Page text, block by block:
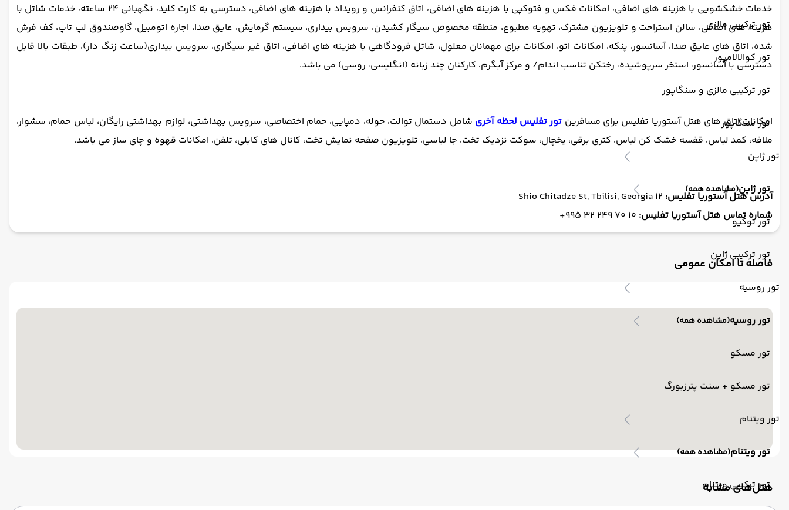
تور ترکیبی مالزی
تور کوالالامپور
تور ترکیبی مالزی و سنگاپور
تور سنگاپور
تور ژاپن
تور ژاپن(مشاهده همه)
تور توکیو
تور ترکیبی ژاپن
تور روسیه
تور روسیه(مشاهده همه)
تور مسکو
تور مسکو + سنت پترزبورگ
تور ویتنام
تور ویتنام(مشاهده همه)
تور ترکیبی ویتنام
خدمات خشکشویی با هزینه های اضافی، امکانات فکس و فتوکپی با هزینه های اضافی، اتاق کنفرانس و رویداد با هزینه های اضافی، دسترسی به کارت کلید، نگهبانی 24 ساعته، خدمات شاتل با
هزینه های اضافی، سالن استراحت و تلویزیون مشترک، تهویه مطبوع، منطقه مخصوص سیگار کشیدن، سرویس بیداری، سیستم گرمایش، عایق صدا، اجاره اتومبیل، گاوصندوق لپ تاپ، کف فرش
شده، اتاق های عایق صدا، آسانسور، پنکه، امکانات اتو، امکانات برای مهمانان معلول، شاتل فرودگاهی با هزینه های اضافی، اتاق غیر سیگاری، سرویس بیداری(ساعت زنگ دار)، طبقات بالا قابل
دسترسی با آسانسور، استخر سرپوشیده، رختکن تناسب اندام/ و مرکز آبگرم، کارکنان چند زبانه (انگلیسی، روسی) می باشد.
امکانات اتاق های هتل آستوریا تفلیس برای مسافرین تور تفلیس لحظه آخری شامل دستمال توالت، حوله، دمپایی، حمام اختصاصی، سرویس بهداشتی، لوازم بهداشتی رایگان، لباس حمام، سشوار،
ملافه، کمد لباس، قفسه خشک کن لباس، کتری برقی، یخچال، سوکت نزدیک تخت، جا لباسی، تلویزیون صفحه نمایش تخت، کانال های کابلی، تلفن، امکانات قهوه و چای ساز می باشد.
آدرس هتل آستوریا تفلیس:
شماره تماس هتل آستوریا تفلیس:
فاصله تا امکان عمومی
‌هتل‌های مشابه